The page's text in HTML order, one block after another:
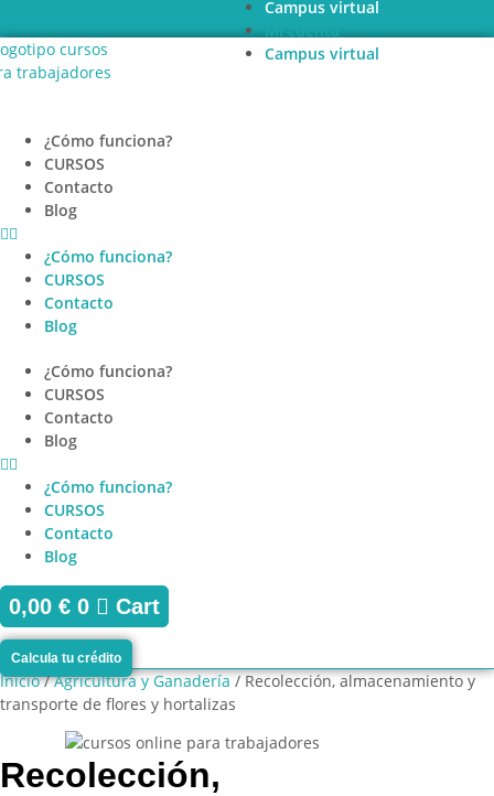
al
contenido
Campus virtual
Mi cuenta
Campus virtual
¿Cómo funciona?
CURSOS
Contacto
Blog
¿Cómo funciona?
CURSOS
Contacto
Blog
¿Cómo funciona?
CURSOS
Contacto
Blog
¿Cómo funciona?
CURSOS
Contacto
Blog
0,00 € 0 Cart
Calcula tu crédito
Inicio/Agricultura y Ganadería/ Recolección, almacenamiento y
transporte de flores y hortalizas
Recolección,